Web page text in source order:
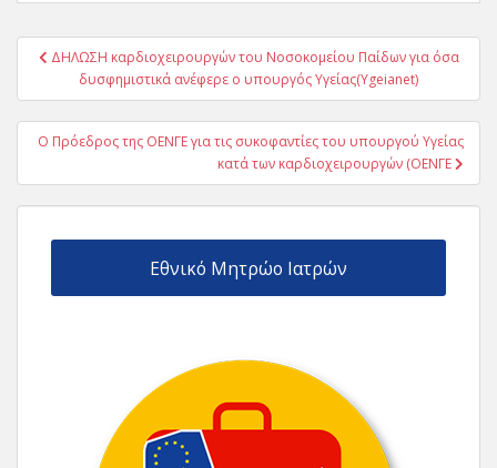
Πλοήγηση
άρθρων
ΔΗΛΩΣΗ καρδιοχειρουργών του Νοσοκομείου Παίδων για όσα
δυσφημιστικά ανέφερε ο υπουργός Υγείας(Υgeianet)
Ο Πρόεδρος της ΟΕΝΓΕ για τις συκοφαντίες του υπουργού Υγείας
κατά των καρδιοχειρουργών (ΟΕΝΓΕ
Εθνικό Μητρώο Ιατρών